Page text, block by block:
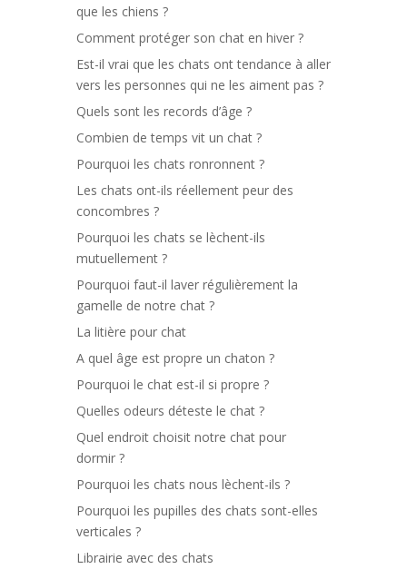
que les chiens ?
Comment protéger son chat en hiver ?
Est-il vrai que les chats ont tendance à aller
vers les personnes qui ne les aiment pas ?
Quels sont les records d’âge ?
Combien de temps vit un chat ?
Pourquoi les chats ronronnent ?
Les chats ont-ils réellement peur des
concombres ?
Pourquoi les chats se lèchent-ils
mutuellement ?
Pourquoi faut-il laver régulièrement la
gamelle de notre chat ?
La litière pour chat
A quel âge est propre un chaton ?
Pourquoi le chat est-il si propre ?
Quelles odeurs déteste le chat ?
Quel endroit choisit notre chat pour
dormir ?
Pourquoi les chats nous lèchent-ils ?
Pourquoi les pupilles des chats sont-elles
verticales ?
Librairie avec des chats